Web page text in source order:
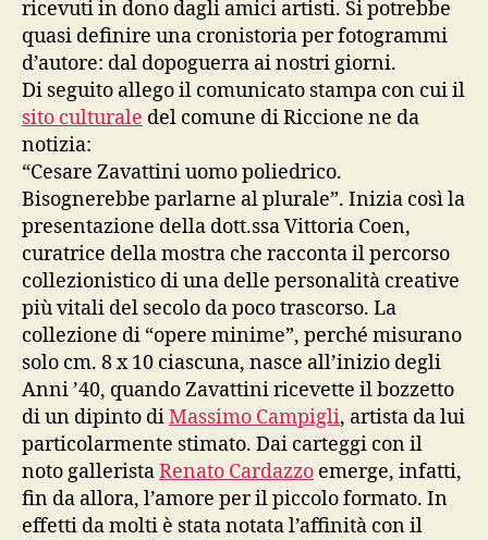
ricevuti in dono dagli amici artisti. Si potrebbe
quasi definire una cronistoria per fotogrammi
d’autore: dal dopoguerra ai nostri giorni.
Di seguito allego il comunicato stampa con cui il
sito culturale del comune di Riccione ne da
notizia:
“Cesare Zavattini uomo poliedrico.
Bisognerebbe parlarne al plurale”. Inizia così la
presentazione della dott.ssa Vittoria Coen,
curatrice della mostra che racconta il percorso
collezionistico di una delle personalità creative
più vitali del secolo da poco trascorso. La
collezione di “opere minime”, perché misurano
solo cm. 8 x 10 ciascuna, nasce all’inizio degli
Anni ’40, quando Zavattini ricevette il bozzetto
di un dipinto diMassimo Campigli, artista da lui
particolarmente stimato. Dai carteggi con il
noto galleristaRenato Cardazzo emerge, infatti,
fin da allora, l’amore per il piccolo formato. In
effetti da molti è stata notata l’affinità con il